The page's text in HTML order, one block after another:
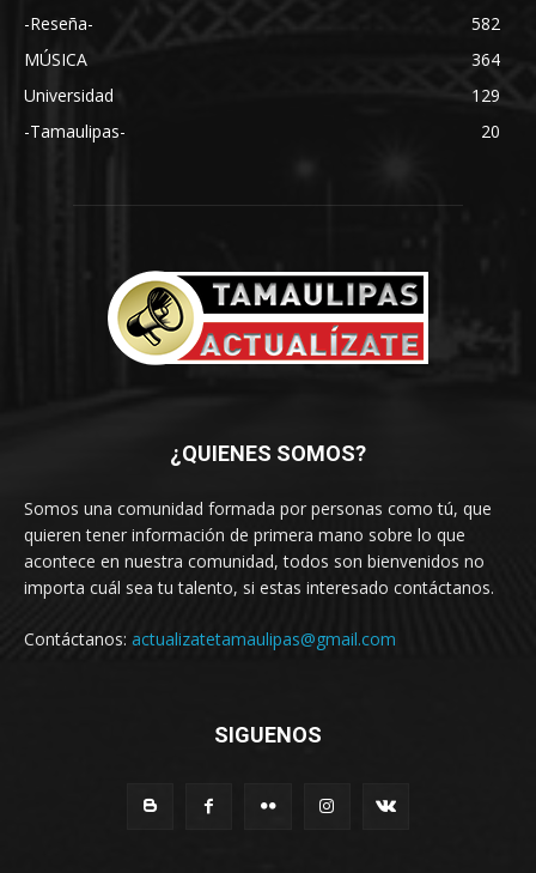
-Reseña-
582
MÚSICA
364
Universidad
129
-Tamaulipas-
20
¿QUIENES SOMOS?
Somos una comunidad formada por personas como tú, que
quieren tener información de primera mano sobre lo que
acontece en nuestra comunidad, todos son bienvenidos no
importa cuál sea tu talento, si estas interesado contáctanos.
Contáctanos: actualizatetamaulipas@gmail.com
SIGUENOS